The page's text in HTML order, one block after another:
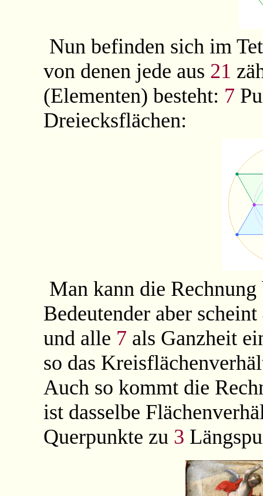
Nun befinden sich im
von denen jede aus 21
(Elementen) besteht: 7
Dreiecksflächen:
Man kann die
Bedeutender aber scheint
und alle 7 als Ganzheit
so das
Auch so kommt die
ist dasselbe
Querpunkte zu 3